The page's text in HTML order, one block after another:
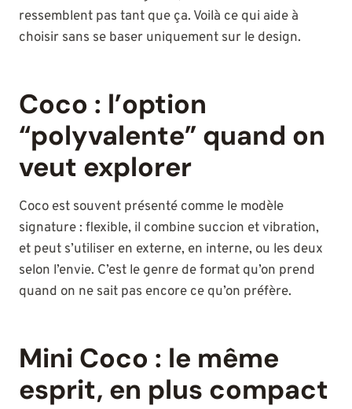
ressemblent pas tant que ça. Voilà ce qui aide à
choisir sans se baser uniquement sur le design.
Coco : l’option
“polyvalente” quand on
veut explorer
Coco est souvent présenté comme le modèle
signature : flexible, il combine succion et vibration,
et peut s’utiliser en externe, en interne, ou les deux
selon l’envie. C’est le genre de format qu’on prend
quand on ne sait pas encore ce qu’on préfère.
Mini Coco : le même
esprit, en plus compact